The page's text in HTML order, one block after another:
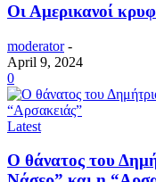
Οι Αμερικανοί
moderator -
April 9, 2024
0
Latest
Ο θάνατος του